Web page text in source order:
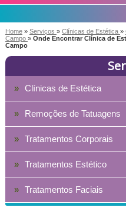
Home » Serviços » Clínicas de Estética »
Campo » Onde Encontrar Clínica de
Campo
Clínicas de Estética
Remoções de Tatuagens
Tratamentos Corporais
Tratamentos Estético
Tratamentos Faciais